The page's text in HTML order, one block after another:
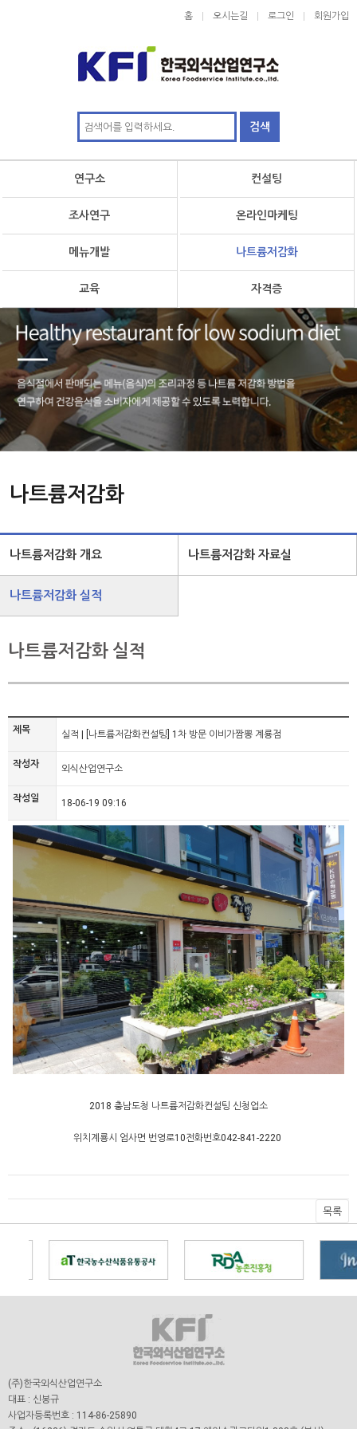
홈 오시는길 로그인 회원가입
연구소 컨설팅
조사연구 온라인마케팅
메뉴개발 나트륨저감화
교육 자격증
나트륨저감화
나트륨저감화 개요 나트륨저감화 자료실
나트륨저감화 실적
나트륨저감화 실적
제목 실적 | [나트륨저감화컨설팅] 1차 방문 이비가짬뽕 계룡점
작성자 외식산업연구소
작성일 18-06-19 09:16
2018 충남도청 나트륨저감화컨설팅 신청업소
위치 계룡시 엄사면 번영로10전화번호042-841-2220
목록
(주)한국외식산업연구소
대표 : 신봉규
사업자등록번호 : 114-86-25890